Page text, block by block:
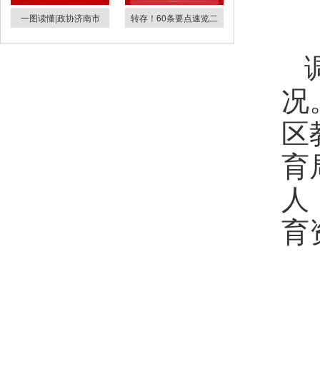
一图读懂|政协济南市 转存！60条要点速览二
况
区
育
育